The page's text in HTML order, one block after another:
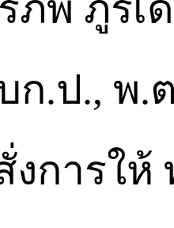
ภพ ภูริเ
ก.ป., พ.
งการใ